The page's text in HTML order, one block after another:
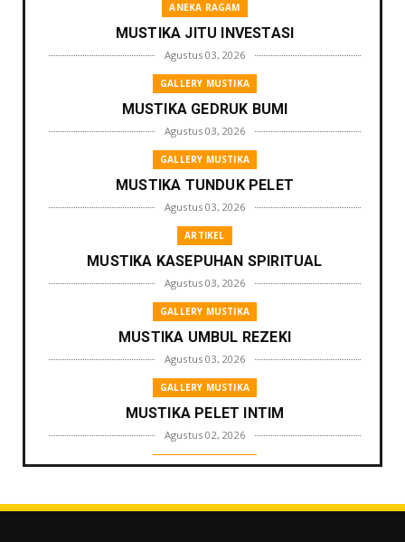
ANEKA RAGAM
MUSTIKA JITU INVESTASI
Agustus 03, 2026
GALLERY MUSTIKA
MUSTIKA GEDRUK BUMI
Agustus 03, 2026
GALLERY MUSTIKA
MUSTIKA TUNDUK PELET
Agustus 03, 2026
ARTIKEL
MUSTIKA KASEPUHAN SPIRITUAL
Agustus 03, 2026
GALLERY MUSTIKA
MUSTIKA UMBUL REZEKI
Agustus 03, 2026
GALLERY MUSTIKA
MUSTIKA PELET INTIM
Agustus 02, 2026
GALLERY MUSTIKA
Agustus 01, 2026